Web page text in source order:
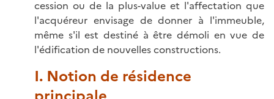
cession ou de la plus-value et l'affectation que
l'acquéreur envisage de donner à l'immeuble,
même s'il est destiné à être démoli en vue de
l'édification de nouvelles constructions.
I. Notion de résidence